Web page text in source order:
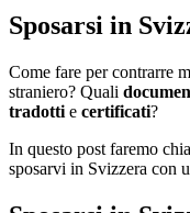
Sposarsi in
Come fare per contrarre
straniero? Quali
tradotti e certificati?
In questo post faremo
sposarvi in Svizzera con